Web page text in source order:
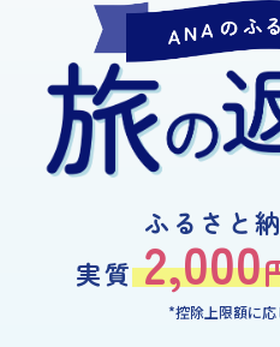
ふるさと
実質 2,000
*控除上限額に応